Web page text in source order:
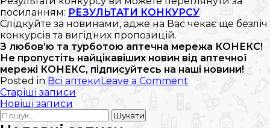
посиланням: РЕЗУЛЬТАТИ КОНКУРСУ
Слідкуйте за новинами, адже на Вас чекає ще безліч
конкурсів та вигідних пропозицій.
З любов’ю та турботою аптечна мережа КОНЕКС!
Не пропустіть найцікавіших новин від аптечної
мережі КОНЕКС, підписуйтесь на наші новини!
Posted in Всі аптекиLeave a Comment
Навігація
записів
Старіші записи
Новіші записи
Пошук: